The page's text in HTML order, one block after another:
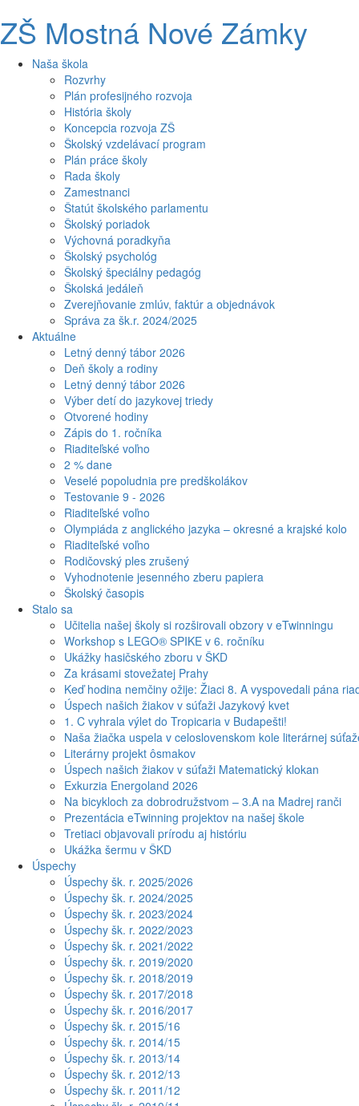
ZŠ Mostná Nové Zámky
Naša škola
Rozvrhy
Plán profesijného rozvoja
História školy
Koncepcia rozvoja ZŠ
Školský vzdelávací program
Plán práce školy
Rada školy
Zamestnanci
Štatút školského parlamentu
Školský poriadok
Výchovná poradkyňa
Školský psychológ
Školský špeciálny pedagóg
Školská jedáleň
Zverejňovanie zmlúv, faktúr a objednávok
Správa za šk.r. 2024/2025
Aktuálne
Letný denný tábor 2026
Deň školy a rodiny
Letný denný tábor 2026
Výber detí do jazykovej triedy
Otvorené hodiny
Zápis do 1. ročníka
Riaditeľské voľno
2 % dane
Veselé popoludnia pre predškolákov
Testovanie 9 - 2026
Riaditeľské voľno
Olympiáda z anglického jazyka – okresné a krajské kolo
Riaditeľské voľno
Rodičovský ples zrušený
Vyhodnotenie jesenného zberu papiera
Školský časopis
Stalo sa
Učitelia našej školy si rozširovali obzory v eTwinningu
Workshop s LEGO® SPIKE v 6. ročníku
Ukážky hasičského zboru v ŠKD
Za krásami stovežatej Prahy
Keď hodina nemčiny ožije: Žiaci 8. A vyspovedali pána
Úspech našich žiakov v súťaži Jazykový kvet
1. C vyhrala výlet do Tropicaria v Budapešti!
Naša žiačka uspela v celoslovenskom kole literárnej
Literárny projekt ôsmakov
Úspech našich žiakov v súťaži Matematický klokan
Exkurzia Energoland 2026
Na bicykloch za dobrodružstvom – 3.A na Madrej ranči
Prezentácia eTwinning projektov na našej škole
Tretiaci objavovali prírodu aj históriu
Ukážka šermu v ŠKD
Úspechy
Úspechy šk. r. 2025/2026
Úspechy šk. r. 2024/2025
Úspechy šk. r. 2023/2024
Úspechy šk. r. 2022/2023
Úspechy šk. r. 2021/2022
Úspechy šk. r. 2019/2020
Úspechy šk. r. 2018/2019
Úspechy šk. r. 2017/2018
Úspechy šk. r. 2016/2017
Úspechy šk. r. 2015/16
Úspechy šk. r. 2014/15
Úspechy šk. r. 2013/14
Úspechy šk. r. 2012/13
Úspechy šk. r. 2011/12